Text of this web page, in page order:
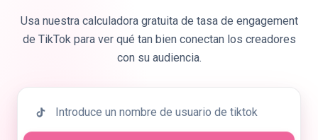
Usa nuestra calculadora gratuita de tasa de engagement
de TikTok para ver qué tan bien conectan los creadores
con su audiencia.